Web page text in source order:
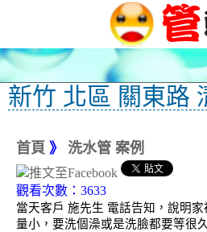
新竹 北區 關東路
首頁 》 洗水管 案例
觀看次數：3633
當天客戶 施先生 電話告知，說明
量小，要洗個澡或是洗臉都要等很